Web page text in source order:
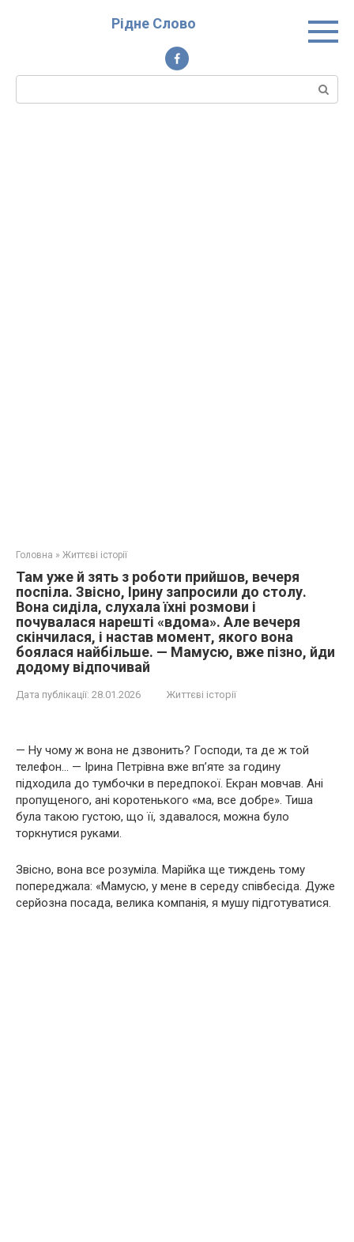
Рідне Слово
Пошук:
Головна » Життєві історії
Там уже й зять з роботи прийшов, вечеря
поспіла. Звісно, Ірину запросили до столу.
Вона сиділа, слухала їхні розмови і
почувалася нарешті «вдома». Але вечеря
скінчилася, і настав момент, якого вона
боялася найбільше. — Мамусю, вже пізно, йди
додому відпочивай
Дата публікації: 28.01.2026 Життєві історії
— Ну чому ж вона не дзвонить? Господи, та де ж той
телефон… — Ірина Петрівна вже вп’яте за годину
підходила до тумбочки в передпокої. Екран мовчав. Ані
пропущеного, ані коротенького «ма, все добре». Тиша
була такою густою, що її, здавалося, можна було
торкнутися руками.
Звісно, вона все розуміла. Марійка ще тиждень тому
попереджала: «Мамусю, у мене в середу співбесіда. Дуже
серйозна посада, велика компанія, я мушу підготуватися.